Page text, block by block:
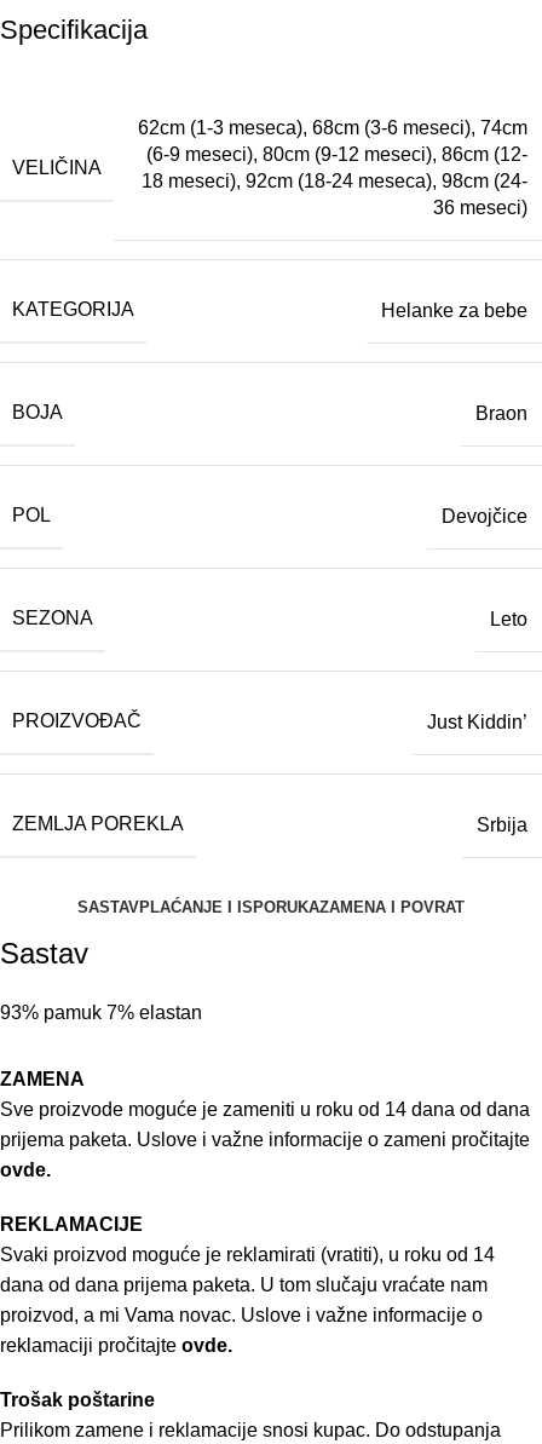
Specifikacija
VELIČINA
62cm (1-3 meseca), 68cm (3-6 meseci), 74cm
(6-9 meseci), 80cm (9-12 meseci), 86cm (12-
18 meseci), 92cm (18-24 meseca), 98cm (24-
36 meseci)
KATEGORIJA Helanke za bebe
BOJA Braon
POL Devojčice
SEZONA Leto
PROIZVOĐAČ Just Kiddin’
ZEMLJA POREKLA Srbija
SASTAVPLAĆANJE I ISPORUKAZAMENA I POVRAT
Sastav
93% pamuk 7% elastan
ZAMENA
Sve proizvode moguće je zameniti u roku od 14 dana od dana
prijema paketa. Uslove i važne informacije o zameni pročitajte
ovde.
REKLAMACIJE
Svaki proizvod moguće je reklamirati (vratiti), u roku od 14
dana od dana prijema paketa. U tom slučaju vraćate nam
proizvod, a mi Vama novac. Uslove i važne informacije o
reklamaciji pročitajte ovde.
Trošak poštarine
Prilikom zamene i reklamacije snosi kupac. Do odstupanja